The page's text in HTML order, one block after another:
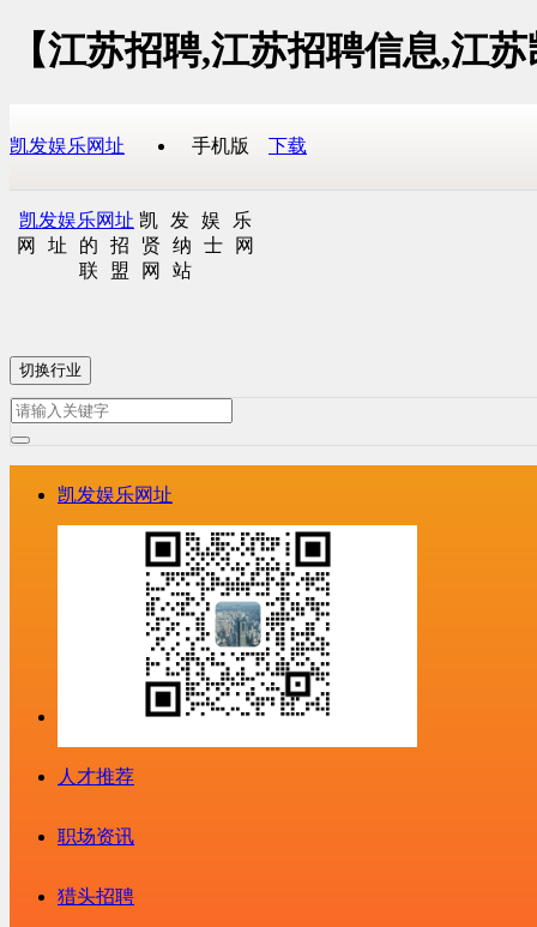
【江苏招聘,江苏招聘信息,江
凯发娱乐网址 手机版 下载
凯发娱乐网址 凯发娱乐
网址的招贤纳士网
联盟网站
切换行业
凯发娱乐网址
人才推荐
职场资讯
猎头招聘